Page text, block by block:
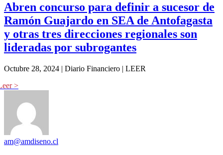
Abren concurso para definir a sucesor de
Ramón Guajardo en SEA de Antofagasta
y otras tres direcciones regionales son
lideradas por subrogantes
Octubre 28, 2024 | Diario Financiero | LEER
am@amdiseno.cl